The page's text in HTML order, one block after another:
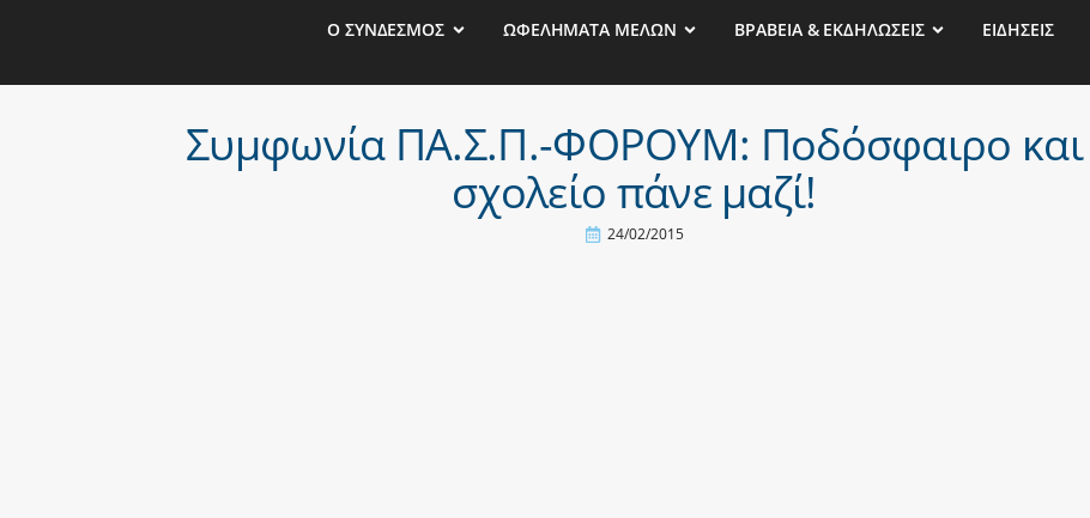
Ο ΣΥΝΔΕΣΜΟΣ ΩΦΕΛΗΜΑΤΑ ΜΕΛΩΝ ΒΡΑΒΕΙΑ & ΕΚΔΗΛΩΣΕΙΣ ΕΙΔΗΣΕΙΣ
Συμφωνία ΠΑ.Σ.Π.-ΦΟΡΟΥΜ: Ποδόσφαιρο και
σχολείο πάνε μαζί!
24/02/2015